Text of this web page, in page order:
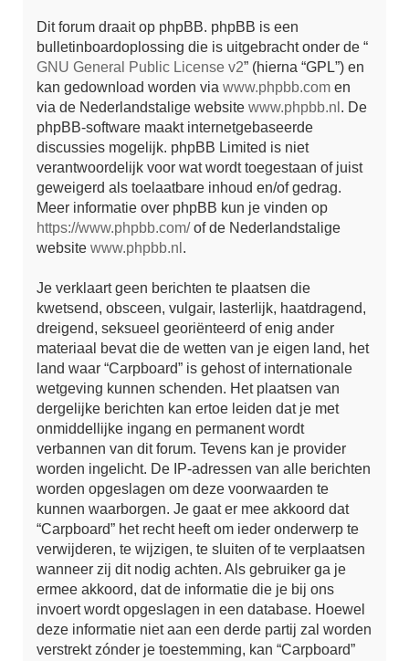
Dit forum draait op phpBB. phpBB is een
bulletinboardoplossing die is uitgebracht onder de “
GNU General Public License v2” (hierna “GPL”) en
kan gedownload worden via www.phpbb.com en
via de Nederlandstalige website www.phpbb.nl . De
phpBB-software maakt internetgebaseerde
discussies mogelijk. phpBB Limited is niet
verantwoordelijk voor wat wordt toegestaan of juist
geweigerd als toelaatbare inhoud en/of gedrag.
Meer informatie over phpBB kun je vinden op
https://www.phpbb.com/of de Nederlandstalige
website www.phpbb.nl .
Je verklaart geen berichten te plaatsen die
kwetsend, obsceen, vulgair, lasterlijk, haatdragend,
dreigend, seksueel georiënteerd of enig ander
materiaal bevat die de wetten van je eigen land, het
land waar “Carpboard” is gehost of internationale
wetgeving kunnen schenden. Het plaatsen van
dergelijke berichten kan ertoe leiden dat je met
onmiddellijke ingang en permanent wordt
verbannen van dit forum. Tevens kan je provider
worden ingelicht. De IP-adressen van alle berichten
worden opgeslagen om deze voorwaarden te
kunnen waarborgen. Je gaat er mee akkoord dat
“Carpboard” het recht heeft om ieder onderwerp te
verwijderen, te wijzigen, te sluiten of te verplaatsen
wanneer zij dit nodig achten. Als gebruiker ga je
ermee akkoord, dat de informatie die je bij ons
invoert wordt opgeslagen in een database. Hoewel
deze informatie niet aan een derde partij zal worden
verstrekt zónder je toestemming, kan “Carpboard”